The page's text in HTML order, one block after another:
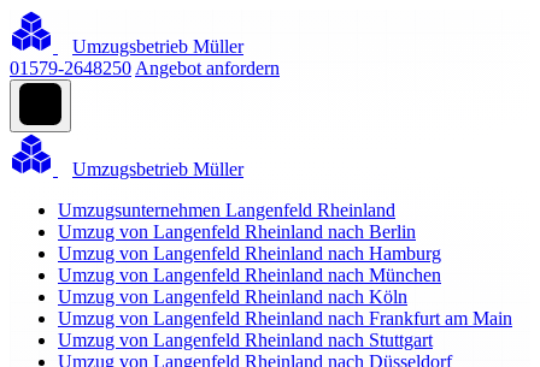
Umzugsbetrieb Müller
01579-2648250 Angebot anfordern
Umzugsbetrieb Müller
Umzugsunternehmen Langenfeld Rheinland
Umzug von Langenfeld Rheinland nach Berlin
Umzug von Langenfeld Rheinland nach Hamburg
Umzug von Langenfeld Rheinland nach München
Umzug von Langenfeld Rheinland nach Köln
Umzug von Langenfeld Rheinland nach Frankfurt am Main
Umzug von Langenfeld Rheinland nach Stuttgart
Umzug von Langenfeld Rheinland nach Düsseldorf